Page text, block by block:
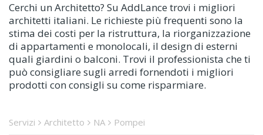
Cerchi un Architetto? Su AddLance trovi i migliori
architetti italiani. Le richieste più frequenti sono la
stima dei costi per la ristruttura, la riorganizzazione
di appartamenti e monolocali, il design di esterni
quali giardini o balconi. Trovi il professionista che ti
può consigliare sugli arredi fornendoti i migliori
prodotti con consigli su come risparmiare.
Servizi Architetto NA Pompei